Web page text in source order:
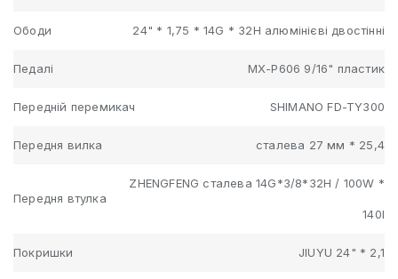
Ободи 24" * 1,75 * 14G * 32H алюмінієві двостінні
Педалі МХ-Р606 9/16" пластик
Передній перемикач SHIMANO FD-TY300
Передня вилка сталева 27 мм * 25,4
Передня втулка
ZHENGFENG сталева 14G*3/8*32H / 100W *
140l
Покришки JIUYU 24" * 2,1